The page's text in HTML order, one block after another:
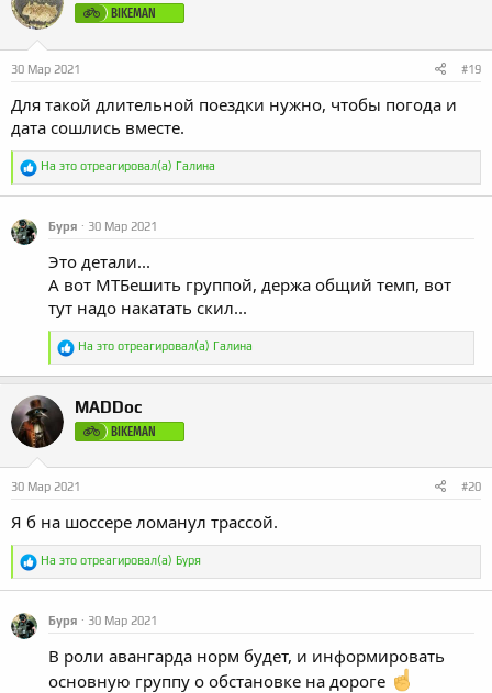
и
и
:
BIKEMAN
30 Мар 2021 #19
Для такой длительной поездки нужно, чтобы погода и
дата сошлись вместе.
Р
а
На это отреагировал(а) Галина
Буря 30 Мар 2021
Это детали...
А вот МТБешить группой, держа общий темп, вот
тут надо накатать скил...
Р
а
ц
и
На это отреагировал(а) Галина
MADDoc
BIKEMAN
30 Мар 2021 #20
Я б на шоссере ломанул трассой.
Р
а
На это отреагировал(а) Буря
Буря 30 Мар 2021
В роли авангарда норм будет, и информировать
основную группу о обстановке на дороге